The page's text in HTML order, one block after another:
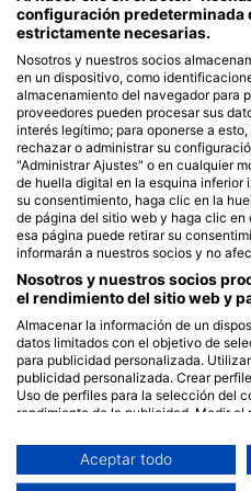
Blue Oceans
Preguntas frecuentes
Política de privacidad
Términos de Uso
Aviso legal
Afiliación
Hazte socio
HEAD Watersports
SSI
LiveAboard.com
Mares
Aqualung
configuración predeterminada
estrictamente necesarias.
Nosotros y nuestros socios
en un dispositivo, como
almacenamiento del navegador para
proveedores pueden procesar sus
interés legítimo; para oponerse a
rechazar o administrar su
"Administrar Ajustes" o en cualquier
de huella digital en la esquina inferior
su consentimiento, haga clic en la
de página del sitio web y haga clic en
esa página puede retirar su
informarán a nuestros socios y no
Nosotros y nuestros socios
el rendimiento del sitio web y
Almacenar la información de un
datos limitados con el objetivo de
para publicidad personalizada.
publicidad personalizada. Crear
Uso de perfiles para la selección del
rendimiento de la publicidad. Medir el
combinación de datos procedentes
mejora de los servicios. Uso de datos
seleccionar el contenido.
Aceptar todo